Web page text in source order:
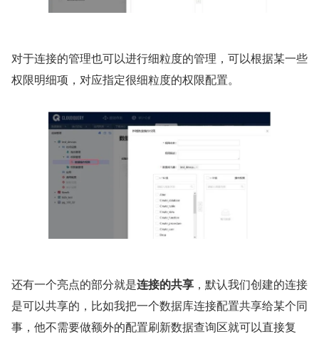
对于连接的管理也可以进行细粒度的管理，可以根据某一些
权限明细项，对应指定很细粒度的权限配置。
还有一个亮点的部分就是连接的共享 ，默认我们创建的连接
是可以共享的，比如我把一个数据库连接配置共享给某个同
事，他不需要做额外的配置刷新数据查询区就可以直接复